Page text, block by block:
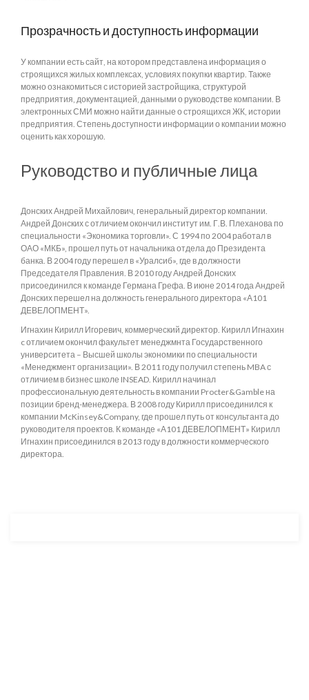
Прозрачность и доступность информации
У компании есть сайт, на котором представлена информация о
строящихся жилых комплексах, условиях покупки квартир. Также
можно ознакомиться с историей застройщика, структурой
предприятия, документацией, данными о руководстве компании. В
электронных СМИ можно найти данные о строящихся ЖК, истории
предприятия. Степень доступности информации о компании можно
оценить как хорошую.
Руководство и публичные лица
Донских Андрей Михайлович, генеральный директор компании.
Андрей Донских с отличием окончил институт им. Г.В. Плеханова по
специальности «Экономика торговли». С 1994 по 2004 работал в
ОАО «МКБ», прошел путь от начальника отдела до Президента
банка. В 2004 году перешел в «Уралсиб», где в должности
Председателя Правления. В 2010 году Андрей Донских
присоединился к команде Германа Грефа. В июне 2014 года Андрей
Донских перешел на должность генерального директора «А101
ДЕВЕЛОПМЕНТ».
Игнахин Кирилл Игоревич, коммерческий директор. Кирилл Игнахин
c отличием окончил факультет менеджмнта Государственного
университета – Высшей школы экономики по специальности
«Менеджмент организации». В 2011 году получил степень MBA с
отличием в бизнес школе INSEAD. Кирилл начинал
профессиональную деятельность в компании Procter&Gamble на
позиции бренд-менеджера. В 2008 году Кирилл присоединился к
компании McKinsey&Company, где прошел путь от консультанта до
руководителя проектов. К команде «А101 ДЕВЕЛОПМЕНТ» Кирилл
Игнахин присоединился в 2013 году в должности коммерческого
директора.